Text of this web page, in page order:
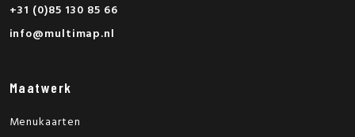
+31 (0)85 130 85 66
info@multimap.nl
Maatwerk
Menukaarten